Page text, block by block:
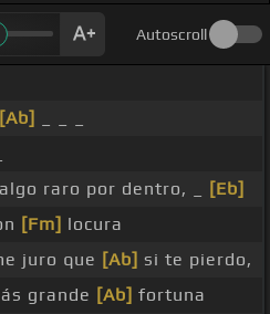
Autoscroll
[Ab]
raro por dentro, _
[Eb]
[Fm] locura
juro que [Ab] si te pierdo,
grande [Ab] fortuna